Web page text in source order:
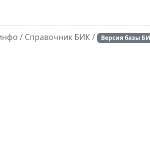
/ Справочник БИК / Версия базы